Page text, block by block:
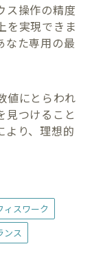
ス操作の精度
を実現できま
なた専用の最
値にとらわれ
見つけること
より、理想的
ィスワーク
ンス